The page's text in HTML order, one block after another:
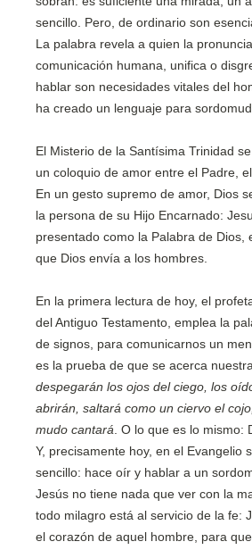
sencillo. Pero, de ordinario son
La palabra revela a quien la
comunicación humana, unifica o
hablar son necesidades vitales del
ha creado un lenguaje para
El Misterio de la Santísima Trinidad
un coloquio de amor entre el Padre,
En un gesto supremo de amor, Dios
la persona de su Hijo Encarnado:
presentado como la Palabra de Dios,
que Dios envía a los hombres.
En la primera lectura de hoy, el
del Antiguo Testamento, emplea la
de signos, para comunicarnos un
es la prueba de que se acerca
despegarán los ojos del ciego, los
abrirán, saltará como un ciervo el
mudo cantará . O lo que es lo mismo:
Y, precisamente hoy, en el Evangelio
sencillo: hace oír y hablar a un
Jesús no tiene nada que ver con la
todo milagro está al servicio de la fe:
el corazón de aquel hombre, para